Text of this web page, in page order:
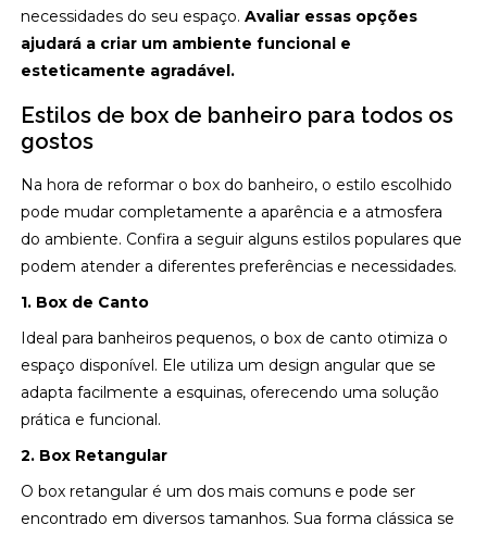
necessidades do seu espaço. Avaliar essas opções
ajudará a criar um ambiente funcional e
esteticamente agradável.
Estilos de box de banheiro para todos os
gostos
Na hora de reformar o box do banheiro, o estilo escolhido
pode mudar completamente a aparência e a atmosfera
do ambiente. Confira a seguir alguns estilos populares que
podem atender a diferentes preferências e necessidades.
1. Box de Canto
Ideal para banheiros pequenos, o box de canto otimiza o
espaço disponível. Ele utiliza um design angular que se
adapta facilmente a esquinas, oferecendo uma solução
prática e funcional.
2. Box Retangular
O box retangular é um dos mais comuns e pode ser
encontrado em diversos tamanhos. Sua forma clássica se